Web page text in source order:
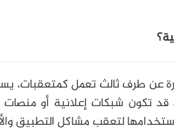
عن طرف ثالث تعمل كمتعقبات،
قد تكون شبكات إعلانية أو
لتعقب مشاكل التطبيق